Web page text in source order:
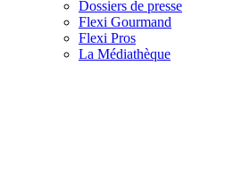
Dossiers de presse
Flexi Gourmand
Flexi Pros
La Médiathèque